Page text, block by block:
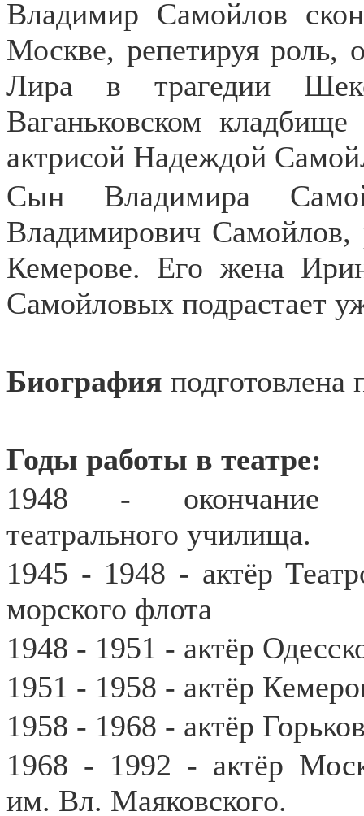
Владимир Самойлов
Москве, репетируя роль,
Лира в трагедии
Ваганьковском
актрисой Надеждой
Сын Владимира
Владимирович Самойлов,
Кемерове. Его жена
Самойловых подрастает
Биография
Годы работы в театре:
1948 - окончание
театрального училища.
1945 - 1948 - актёр
морского флота
1948 - 1951 - актёр
1951 - 1958 - актёр
1958 - 1968 - актёр
1968 - 1992 - актёр
им. Вл. Маяковского.